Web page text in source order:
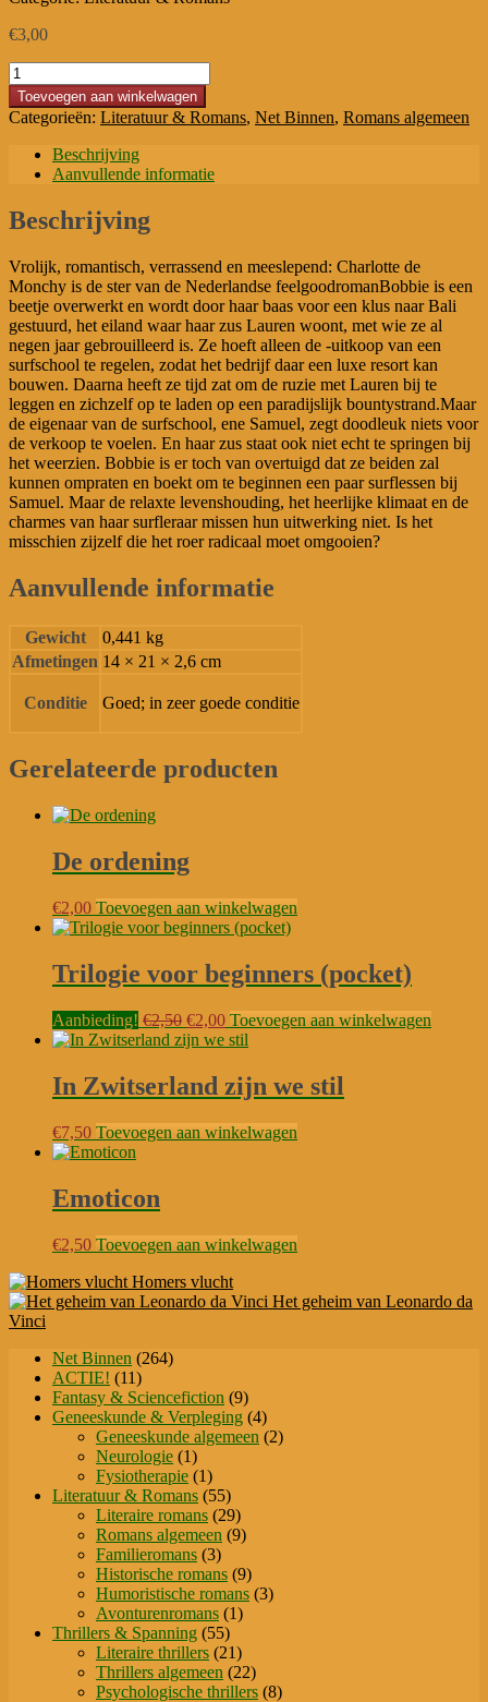
€3,00
Nee
heb
je
aantal
Toevoegen aan winkelwagen
Categorieën: Literatuur & Romans, Net Binnen, Romans algemeen
Beschrijving
Aanvullende informatie
Beschrijving
Vrolijk, romantisch, verrassend en meeslepend: Charlotte de
Monchy is de ster van de Nederlandse feelgoodromanBobbie is een
beetje overwerkt en wordt door haar baas voor een klus naar Bali
gestuurd, het eiland waar haar zus Lauren woont, met wie ze al
negen jaar gebrouilleerd is. Ze hoeft alleen de -uitkoop van een
surfschool te regelen, zodat het bedrijf daar een luxe resort kan
bouwen. Daarna heeft ze tijd zat om de ruzie met Lauren bij te
leggen en zichzelf op te laden op een paradijslijk bountystrand.Maar
de eigenaar van de surfschool, ene Samuel, zegt doodleuk niets voor
de verkoop te voelen. En haar zus staat ook niet echt te springen bij
het weerzien. Bobbie is er toch van overtuigd dat ze beiden zal
kunnen ompraten en boekt om te beginnen een paar surflessen bij
Samuel. Maar de relaxte levenshouding, het heerlijke klimaat en de
charmes van haar surfleraar missen hun uitwerking niet. Is het
misschien zijzelf die het roer radicaal moet omgooien?
Aanvullende informatie
Gewicht
0,441 kg
Afmetingen 14 × 21 × 2,6 cm
Conditie Goed; in zeer goede conditie
Gerelateerde producten
De ordening
€2,00 Toevoegen aan winkelwagen
Trilogie voor beginners (pocket)
Aanbieding! €2,50 Oorspronkelijke
prijs
€2,50.
€2,00Huidige
prijs
€2,00.
Toevoegen aan winkelwagen
In Zwitserland zijn we stil
€7,50 Toevoegen aan winkelwagen
Emoticon
€2,50 Toevoegen aan winkelwagen
Homers vlucht
Het geheim van Leonardo da
Vinci
Net Binnen
264264
ACTIE! 1111
producten
Fantasy & Sciencefiction 99
producten
Geneeskunde & Verpleging 44
producten
Geneeskunde algemeen 22
Neurologie 11
product
Fysiotherapie 11
product
Literatuur & Romans 5555
producten
Literaire romans 2929
producten
Romans algemeen 99
Familieromans 33
producten
Historische romans 99
producten
Humoristische romans 33
Avonturenromans 11
Thrillers & Spanning 5555
producten
Literaire thrillers 2121
producten
Thrillers algemeen 2222
producten
Psychologische thrillers 88